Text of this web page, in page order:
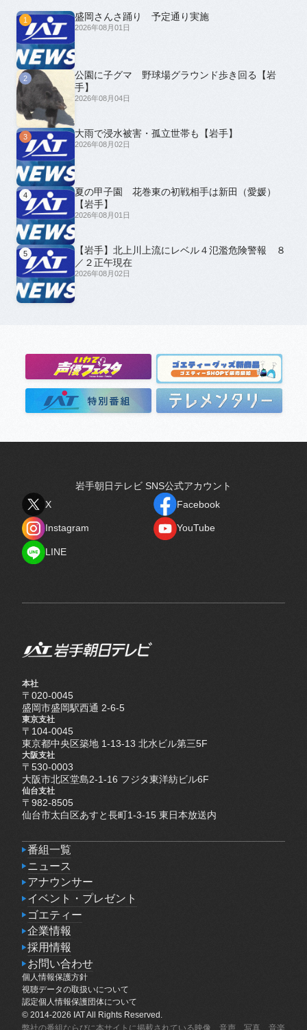
1 盛岡さんさ踊り 予定通り実施
2026年08月01日
2
公園に子グマ 野球場グラウンド歩き回る【岩
手】
2026年08月04日
3 大雨で浸水被害・孤立世帯も【岩手】
2026年08月02日
4
夏の甲子園 花巻東の初戦相手は新田（愛媛）
【岩手】
2026年08月01日
5
【岩手】北上川上流にレベル４氾濫危険警報 ８
／２正午現在
2026年08月02日
岩手朝日テレビ SNS公式アカウント
X
Facebook
Instagram
YouTube
LINE
本社
〒020-0045
盛岡市盛岡駅西通 2-6-5
東京支社
〒104-0045
東京都中央区築地 1-13-13 北水ビル第三5F
大阪支社
〒530-0003
大阪市北区堂島2-1-16 フジタ東洋紡ビル6F
仙台支社
〒982-8505
仙台市太白区あすと長町1-3-15 東日本放送内
番組一覧
番組一覧
ニュース
ニュース
アナウンサー
アナウンサー
イベント・プレゼント
イベント・プレゼント
ゴエティー
ゴエティー
企業情報
企業情報
採用情報
採用情報
お問い合わせ
お問い合わせ
個人情報保護方針
個人情報保護方針
視聴データの取扱いについて
視聴データの取扱いについて
認定個人情報保護団体について
認定個人情報保護団体について
© 2014-2026 IAT All Rights Reserved.
弊社の番組ならびに本サイトに掲載されている映像、音声、写真、音楽